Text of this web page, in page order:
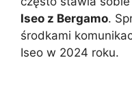
Iseo z Bergamo.
środkami
Iseo w 2024 roku.